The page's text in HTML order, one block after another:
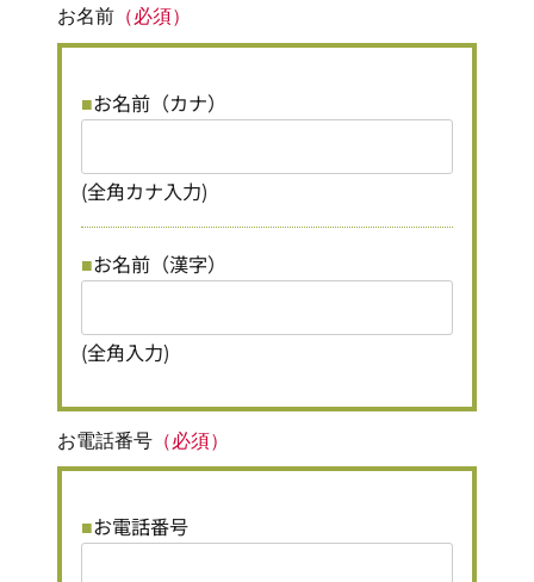
お名前 （必須）
お名前（カナ）
(全角カナ入力)
お名前（漢字）
(全角入力)
お電話番号 （必須）
お電話番号